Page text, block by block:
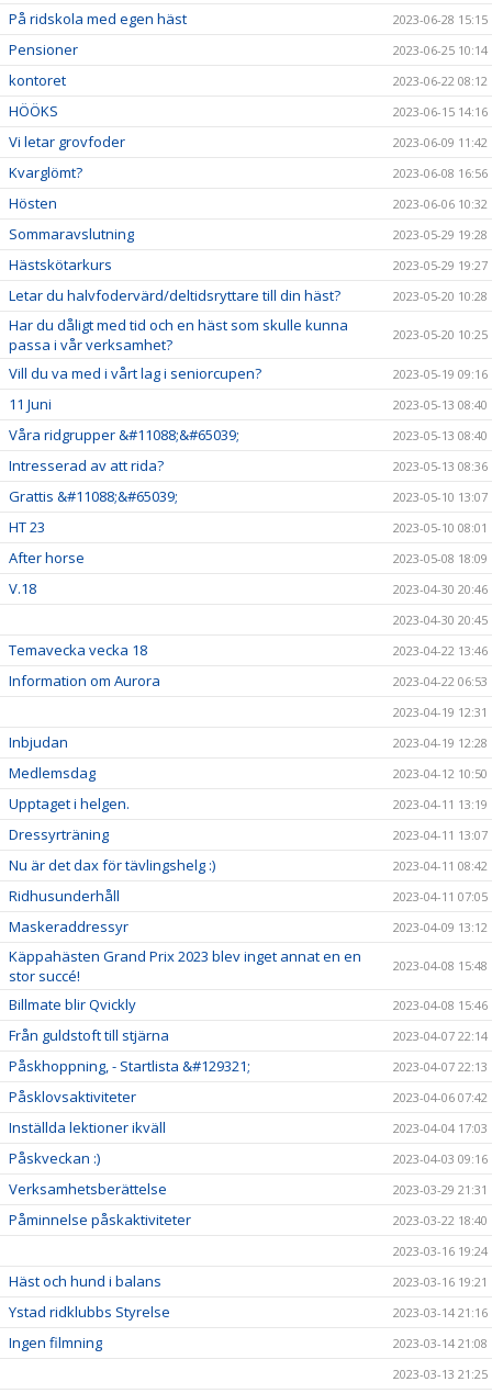
På ridskola med egen häst 2023-06-28 15:15
Pensioner 2023-06-25 10:14
kontoret 2023-06-22 08:12
HÖÖKS 2023-06-15 14:16
Vi letar grovfoder 2023-06-09 11:42
Kvarglömt? 2023-06-08 16:56
Hösten 2023-06-06 10:32
Sommaravslutning 2023-05-29 19:28
Hästskötarkurs 2023-05-29 19:27
Letar du halvfodervärd/deltidsryttare till din häst? 2023-05-20 10:28
Har du dåligt med tid och en häst som skulle kunna
passa i vår verksamhet?
2023-05-20 10:25
Vill du va med i vårt lag i seniorcupen? 2023-05-19 09:16
11 Juni 2023-05-13 08:40
Våra ridgrupper &#11088;&#65039; 2023-05-13 08:40
Intresserad av att rida? 2023-05-13 08:36
Grattis &#11088;&#65039; 2023-05-10 13:07
HT 23 2023-05-10 08:01
After horse 2023-05-08 18:09
V.18
2023-04-30 20:46
2023-04-30 20:45
Temavecka vecka 18 2023-04-22 13:46
Information om Aurora
2023-04-22 06:53
2023-04-19 12:31
Inbjudan 2023-04-19 12:28
Medlemsdag 2023-04-12 10:50
Upptaget i helgen. 2023-04-11 13:19
Dressyrträning 2023-04-11 13:07
Nu är det dax för tävlingshelg :) 2023-04-11 08:42
Ridhusunderhåll 2023-04-11 07:05
Maskeraddressyr 2023-04-09 13:12
Käppahästen Grand Prix 2023 blev inget annat en en
stor succé!
2023-04-08 15:48
Billmate blir Qvickly 2023-04-08 15:46
Från guldstoft till stjärna 2023-04-07 22:14
Påskhoppning, - Startlista &#129321; 2023-04-07 22:13
Påsklovsaktiviteter 2023-04-06 07:42
Inställda lektioner ikväll 2023-04-04 17:03
Påskveckan :) 2023-04-03 09:16
Verksamhetsberättelse 2023-03-29 21:31
Påminnelse påskaktiviteter
2023-03-22 18:40
2023-03-16 19:24
Häst och hund i balans 2023-03-16 19:21
Ystad ridklubbs Styrelse 2023-03-14 21:16
Ingen filmning
2023-03-14 21:08
2023-03-13 21:25